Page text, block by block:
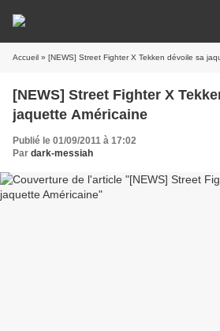
Accueil » [NEWS] Street Fighter X Tekken dévoile sa
[NEWS] Street Fighter X
jaquette Américaine
Publié le 01/09/2011 à 17:02
Par dark-messiah